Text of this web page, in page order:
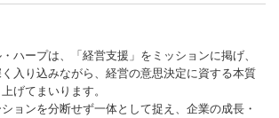
ハープは、「経営支援」をミッションに掲げ、
入り込みながら、経営の意思決定に資する本質
げてまいります。
ョンを分断せず一体として捉え、企業の成長・